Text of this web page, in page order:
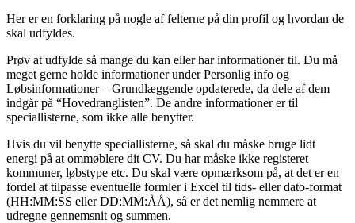
Her er en forklaring på nogle af felterne på din profil og hvordan de
skal udfyldes.
Prøv at udfylde så mange du kan eller har informationer til. Du må
meget gerne holde informationer under Personlig info og
Løbsinformationer – Grundlæggende opdaterede, da dele af dem
indgår på “Hovedranglisten”. De andre informationer er til
speciallisterne, som ikke alle benytter.
Hvis du vil benytte speciallisterne, så skal du måske bruge lidt
energi på at ommøblere dit CV. Du har måske ikke registeret
kommuner, løbstype etc. Du skal være opmærksom på, at det er en
fordel at tilpasse eventuelle formler i Excel til tids- eller dato-format
(HH:MM:SS eller DD:MM:ÅÅ), så er det nemlig nemmere at
udregne gennemsnit og summen.